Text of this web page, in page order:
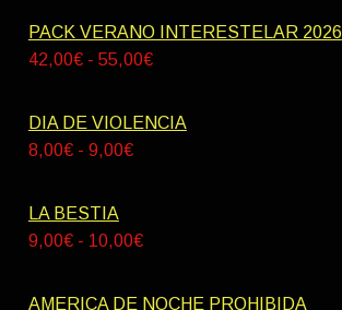
PACK VERANO INTERESTELAR 2026
42,00€ - 55,00€Rango
precios:
DIA DE VIOLENCIA
8,00€ - 9,00€Rango
desde
LA BESTIA
9,00€ - 10,00€Rango
precios:
AMERICA DE NOCHE PROHIBIDA